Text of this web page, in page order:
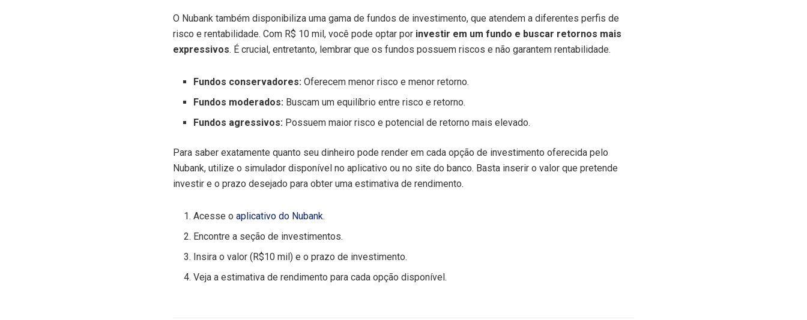
O Nubank também disponibiliza uma gama de fundos de investimento, que atendem a diferentes perfis de
risco e rentabilidade. Com R$ 10 mil, você pode optar por investir em um fundo e buscar retornos mais
expressivos. É crucial, entretanto, lembrar que os fundos possuem riscos e não garantem rentabilidade.
Fundos conservadores:Oferecem menor risco e menor retorno.
Fundos moderados: Buscam um equilíbrio entre risco e retorno.
Fundos agressivos: Possuem maior risco e potencial de retorno mais elevado.
Para saber exatamente quanto seu dinheiro pode render em cada opção de investimento oferecida pelo
Nubank, utilize o simulador disponível no aplicativo ou no site do banco. Basta inserir o valor que pretende
investir e o prazo desejado para obter uma estimativa de rendimento.
Acesse oaplicativo do Nubank.
Encontre a seção de investimentos.
Insira o valor (R$10 mil) e o prazo de investimento.
Veja a estimativa de rendimento para cada opção disponível.